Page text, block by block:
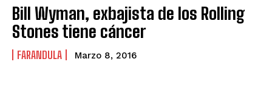
Bill Wyman, exbajista de los Rolling
Stones tiene cáncer
FARANDULA Marzo 8, 2016